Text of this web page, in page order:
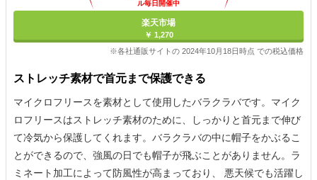
ル毎日開催中
楽天市場
￥ 1,270
※各社通販サイトの 2024年10月18日時点 での税込価格
ストレッチ素材で首元まで保護できる
マイクロフリースを素材として使用したバラクラバです。マイク
ロフリースはストレッチ素材のために、しっかりと首元まで伸び
て冷気から保護してくれます。バラクラバの中に帽子をかぶるこ
とができるので、強風の日でも帽子が飛ぶことがありません。ラ
ミネート加工によって防風性が高まっており、 悪天候でも活躍し